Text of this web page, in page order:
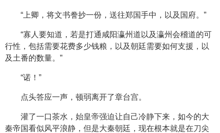
“上卿，将文书誊抄一份，送往郑国手中，以及国府。”
“寡人要知道，若是打通咸阳瀛州道以及瀛州会稽道的可
行性，包括需要花费多少钱粮，以及朝廷需要如何支援，以
及土番的数量。”
“诺！”
点头答应一声，顿弱离开了章台宫。
灌了一口茶水，始皇帝强迫让自己冷静下来，如今的大
秦帝国看似风平浪静，但是大秦朝廷，现在根本就是在刀尖